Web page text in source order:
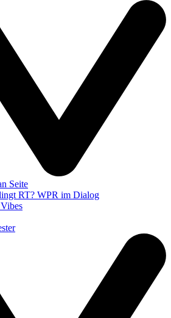
Seite
RT? WPR im Dialog